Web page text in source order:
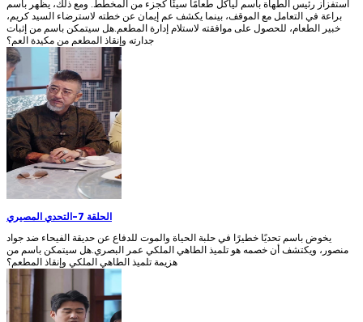
استفزاز رئيس الطهاة باسم ليأكل طعامًا سيئًا كجزء من المخطط. ومع ذلك، يظهر باسم
براعة في التعامل مع الموقف، بينما يكشف عم إيمان عن خطته لاسترضاء السيد كريم،
خبير الطعام، للحصول على موافقته لاستلام إدارة المطعم.هل سيتمكن باسم من إثبات
جدارته وإنقاذ المطعم من مكيدة العم؟
الحلقة 7 -التحدي المصيري
يخوض باسم تحديًا خطيرًا في حلبة الحياة والموت للدفاع عن حديقة الفيحاء ضد جواد
منصور، ويكتشف أن خصمه هو تلميذ الطاهي الملكي عمر البصري.هل سيتمكن باسم من
هزيمة تلميذ الطاهي الملكي وإنقاذ المطعم؟